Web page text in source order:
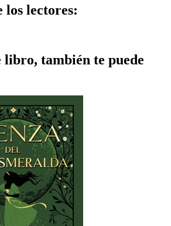
los lectores:
libro, también te puede